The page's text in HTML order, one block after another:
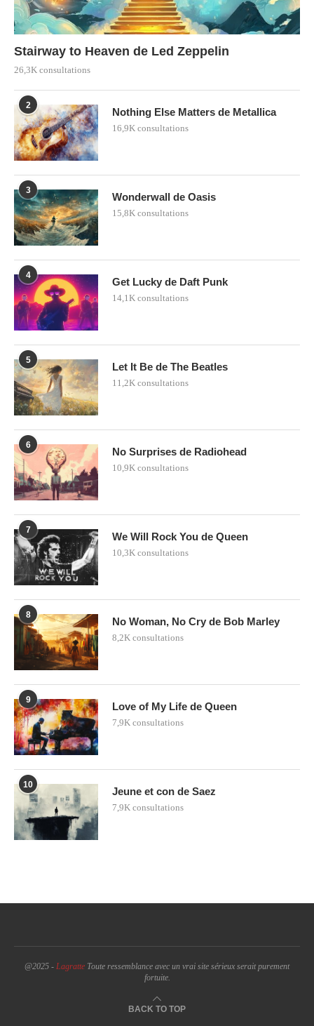
Stairway to Heaven de Led Zeppelin
26,3K consultations
2
Nothing Else Matters de Metallica
16,9K consultations
3
Wonderwall de Oasis
15,8K consultations
4
Get Lucky de Daft Punk
14,1K consultations
5
Let It Be de The Beatles
11,2K consultations
6
No Surprises de Radiohead
10,9K consultations
7
We Will Rock You de Queen
10,3K consultations
8
No Woman, No Cry de Bob Marley
8,2K consultations
9
Love of My Life de Queen
7,9K consultations
10
Jeune et con de Saez
7,9K consultations
@2025 - Lagratte Toute ressemblance avec un vrai site sérieux serait purement
fortuite.
BACK TO TOP